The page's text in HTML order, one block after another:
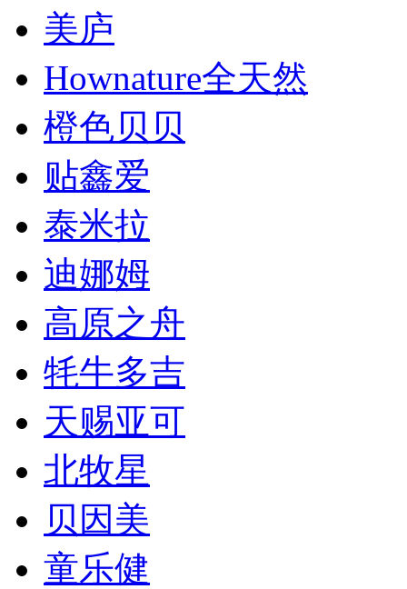
美庐
Hownature全天然
橙色贝贝
贴鑫爱
泰米拉
迪娜姆
高原之舟
牦牛多吉
天赐亚可
北牧星
贝因美
童乐健